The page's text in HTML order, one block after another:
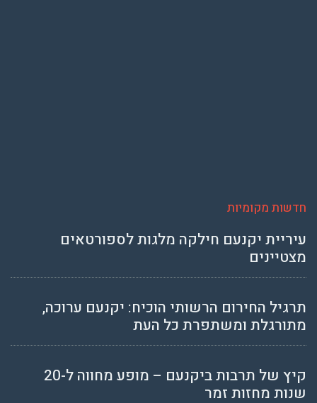
חדשות מקומיות
עיריית יקנעם חילקה מלגות לספורטאים
מצטיינים
תרגיל החירום הרשותי הוכיח: יקנעם ערוכה,
מתורגלת ומשתפרת כל העת
קיץ של תרבות ביקנעם – מופע מחווה ל-20
שנות מחזות זמר